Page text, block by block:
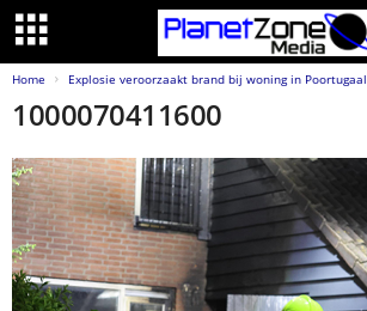
Home Explosie veroorzaakt brand bij woning in Poortugaal
1000070411600